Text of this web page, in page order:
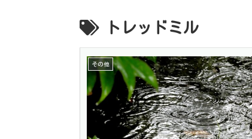
トレッドミル
その他